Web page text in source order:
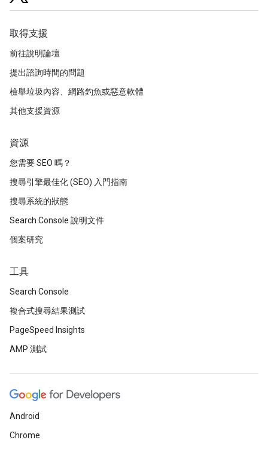
取得支援
前往說明論壇
提出諮詢時間的問題
檢舉垃圾內容、網路釣魚或惡意軟體
其他支援資源
資源
您需要 SEO 嗎？
搜尋引擎最佳化 (SEO) 入門指南
搜尋系統的狀態
Search Console 說明文件
個案研究
工具
Search Console
複合式搜尋結果測試
PageSpeed Insights
AMP 測試
Android
Chrome